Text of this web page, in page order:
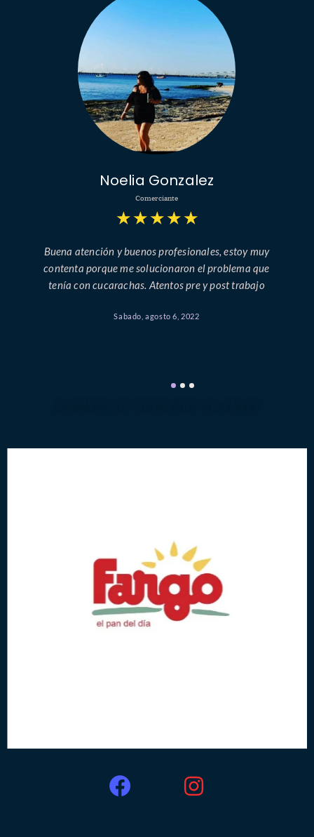
Noelia Gonzalez
Comerciante
★ ★ ★ ★ ★
Buena atención y buenos profesionales, estoy muy
contenta porque me solucionaron el problema que
tenía con cucarachas. Atentos pre y post trabajo
Sabado, agosto 6, 2022